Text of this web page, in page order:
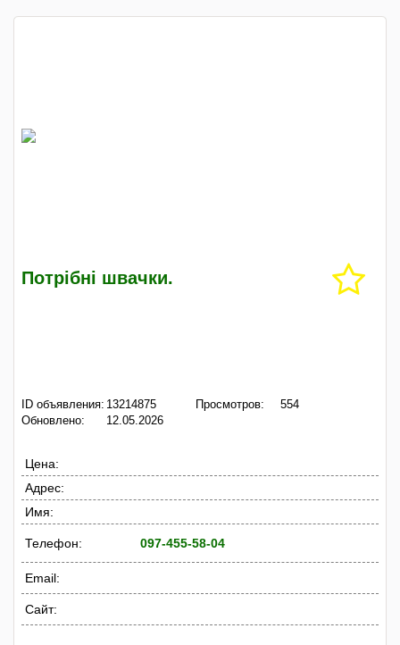
Потрібні швачки.
ID объявления: 13214875
Обновлено:
12.05.2026
Просмотров: 554
Цена:
Адрес:
Имя:
Телефон: 097-455-58-04
Email:
Сайт: